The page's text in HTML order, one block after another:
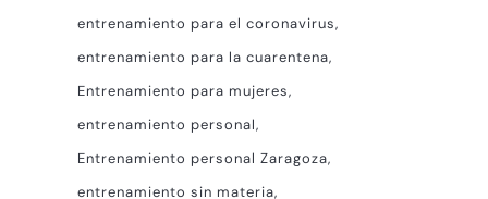
entrenamiento para el coronavirus
entrenamiento para la cuarentena
Entrenamiento para mujeres
entrenamiento personal
Entrenamiento personal Zaragoza
entrenamiento sin materia